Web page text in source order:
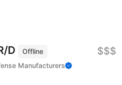
D
Offline
Manufacturers
$$$